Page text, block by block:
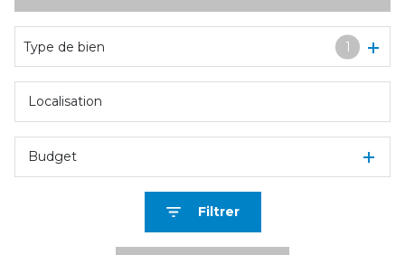
De l'immo pro
Type de bien 1
Budget
Filtrer